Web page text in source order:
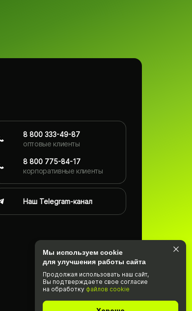
8 800 333-49-87
оптовые клиенты
8 800 775-84-17
корпоративные клиенты
Наш Telegram-канал
Мы используем cookie
для улучшения работы сайта
Продолжая использовать наш cайт,
Вы подтвержда­ете свое согласие
на обработку файлов cookie